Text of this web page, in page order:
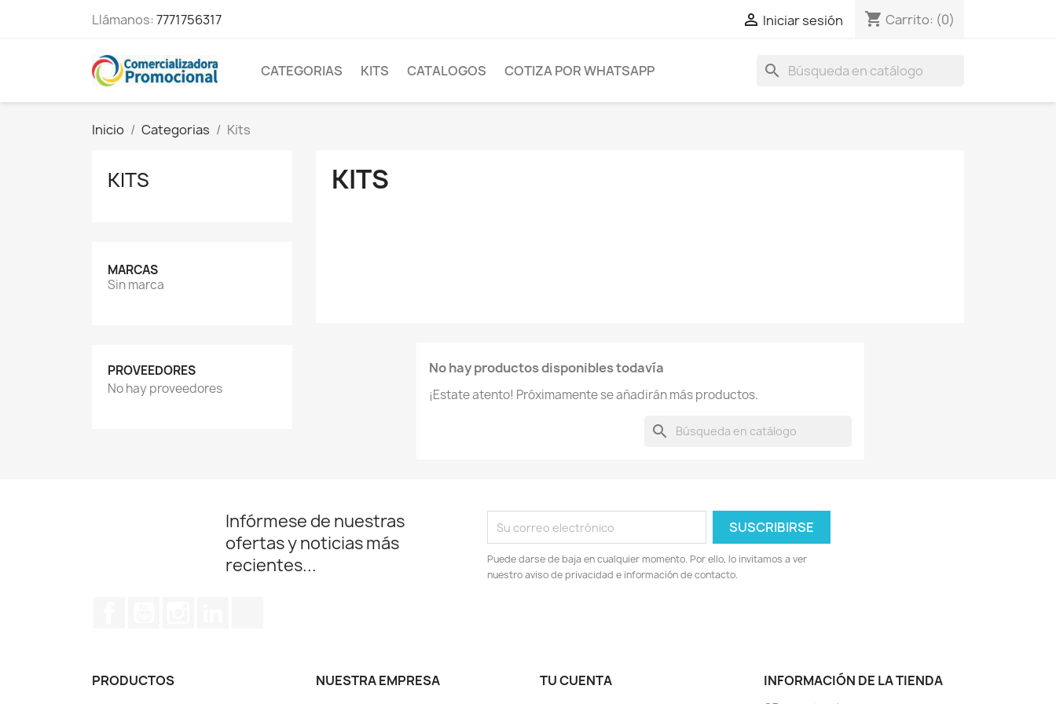
Llámanos:7771756317  Iniciar sesión shopping_cart Carrito: (0)
CATEGORIAS KITS CATALOGOS COTIZA POR WHATSAPP search
Inicio Categorias Kits
KITS
MARCAS
Sin marca
PROVEEDORES
No hay proveedores
KITS
No hay productos disponibles todavía
¡Estate atento! Próximamente se añadirán más productos.
search
Infórmese de nuestras
ofertas y noticias más
recientes...
Puede darse de baja en cualquier momento. Por ello, lo invitamos a ver
nuestro aviso de privacidad e información de contacto.
PRODUCTOS NUESTRA EMPRESA TU CUENTA INFORMACIÓN DE LA TIENDA